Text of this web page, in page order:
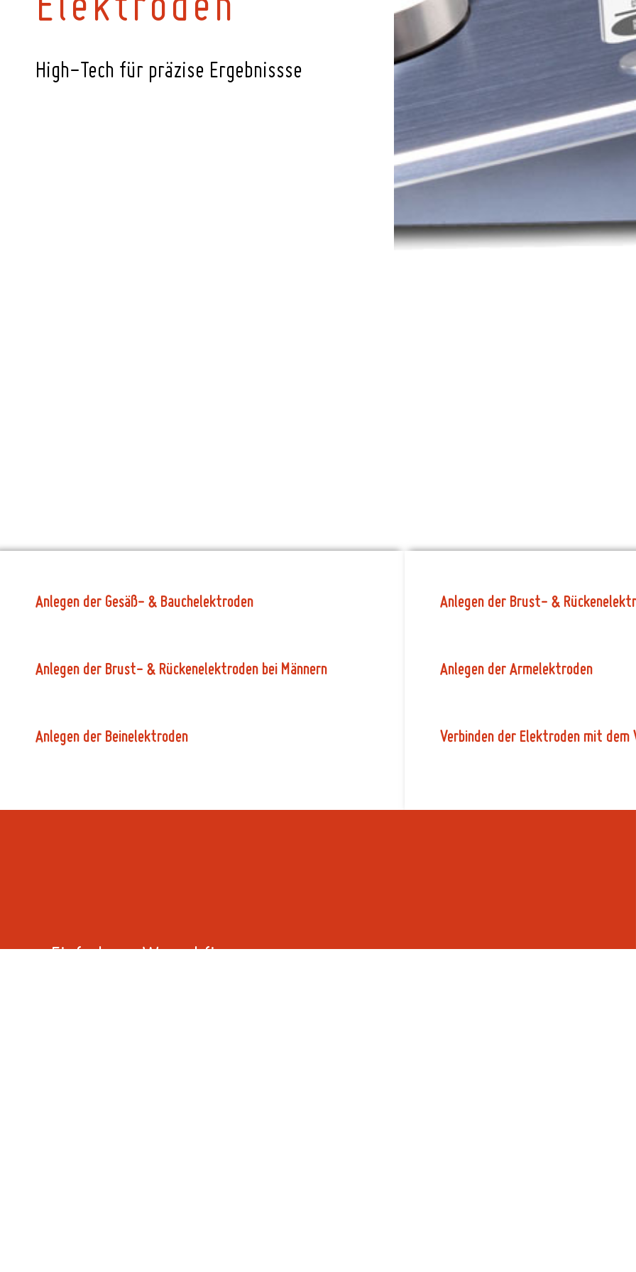
Elektroden
High-Tech für präzise Ergebnissse
Anlegen der Gesäß- & Bauchelektroden
Anlegen der Brust- & Rückenelektroden bei Männern
Anlegen der Beinelektroden
Anlegen der Brust- & Rückenelektr
Anlegen der Armelektroden
Verbinden der Elektroden mit dem